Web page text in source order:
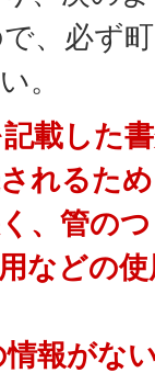
、必ず
。
載した
れるた
、管の
などの
情報がな